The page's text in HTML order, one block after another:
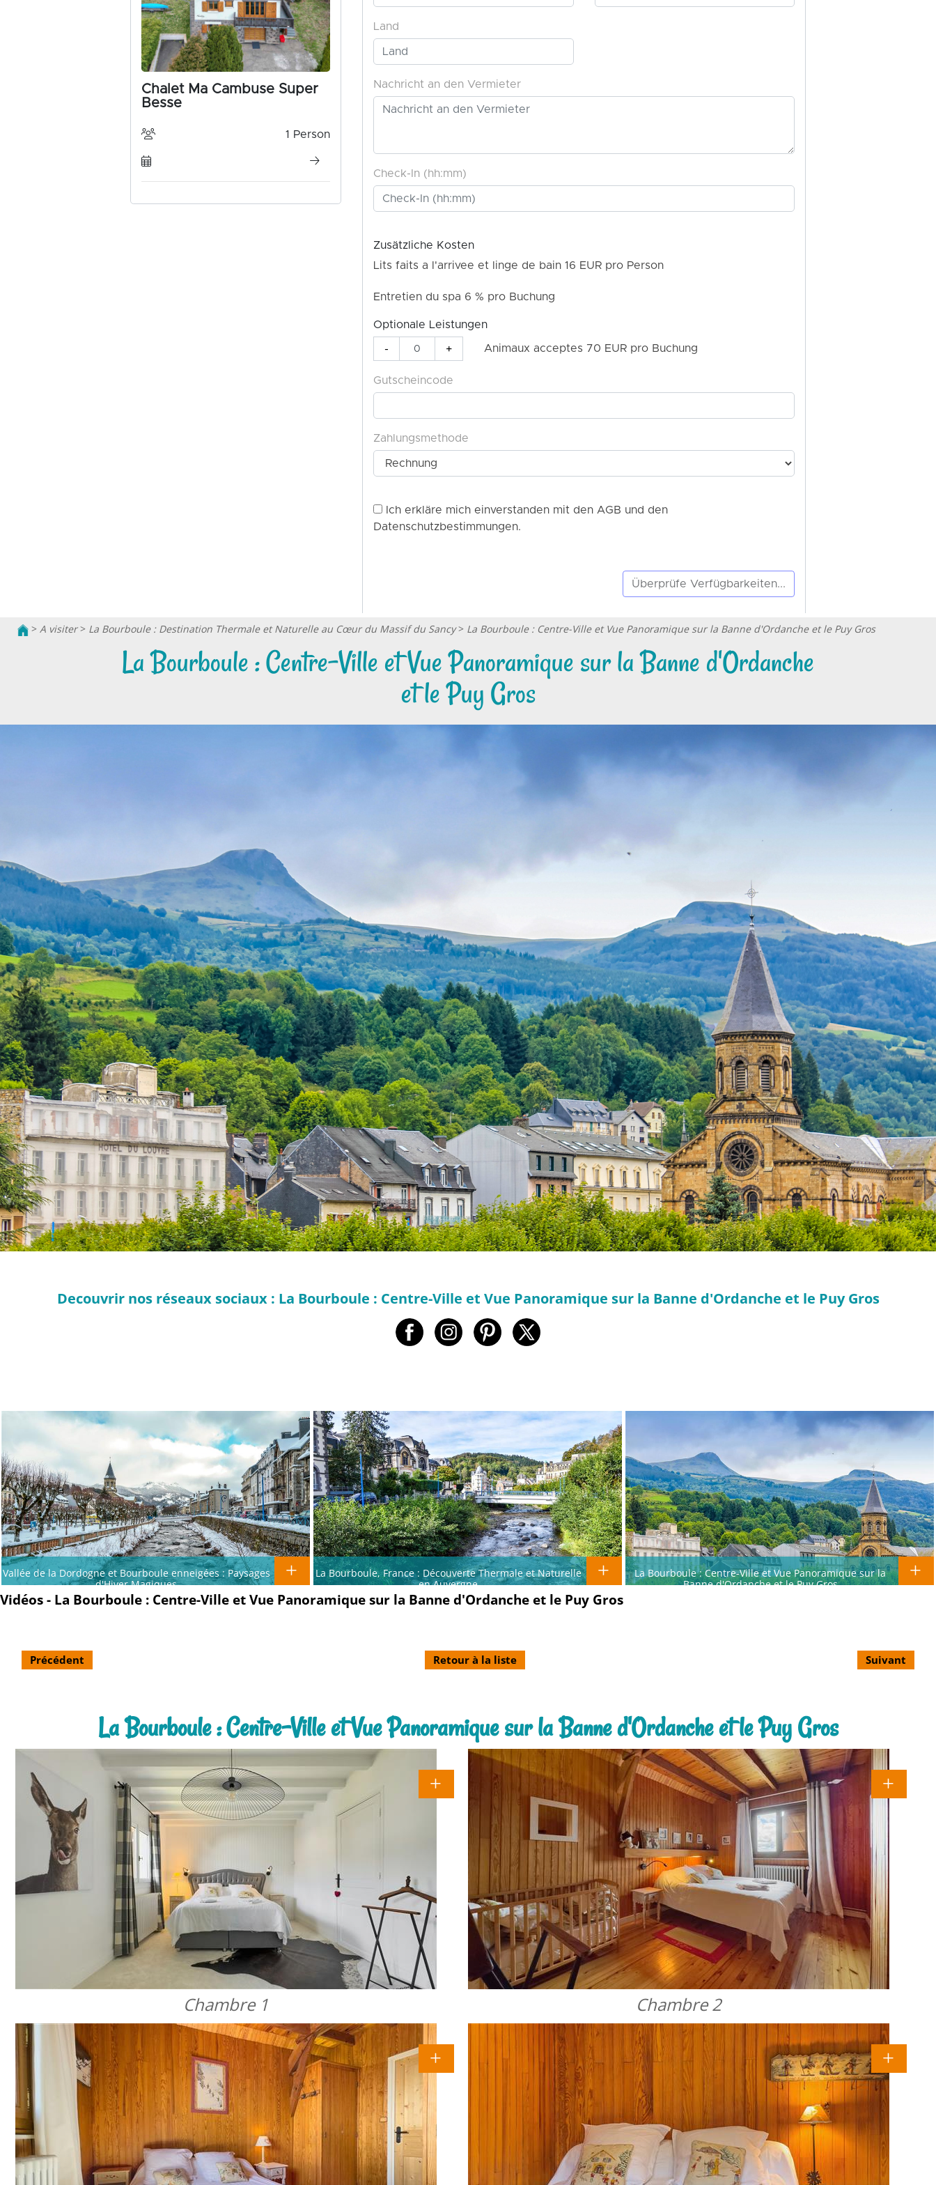
> A visiter> La Bourboule : Destination Thermale et Naturelle au Cœur du Massif du Sancy> La Bourboule : Centre-Ville et Vue Panoramique sur la Banne d'Ordanche et le Puy Gros
La Bourboule : Centre-Ville et Vue Panoramique sur la Banne d'Ordanche
et le Puy Gros
Decouvrir nos réseaux sociaux : La Bourboule : Centre-Ville et Vue Panoramique sur la Banne d'Ordanche et le Puy Gros
Vallée de la Dordogne et Bourboule enneigées : Paysages
d'Hiver Magiques
La Bourboule, France : Découverte Thermale et Naturelle
en Auvergne
La Bourboule : Centre-Ville et Vue Panoramique sur la
Banne d'Ordanche et le Puy Gros
Vidéos - La Bourboule : Centre-Ville et Vue Panoramique sur la Banne d'Ordanche et le Puy Gros
Précédent Retour à la liste Suivant
La Bourboule : Centre-Ville et Vue Panoramique sur la Banne d'Ordanche et le Puy Gros
Chambre 1 Chambre 2